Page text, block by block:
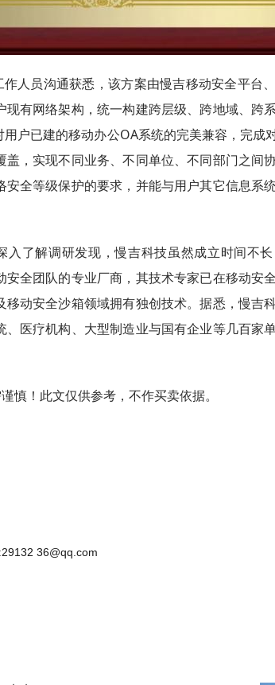
人员沟通获悉，该方案由慢吉移动安全平台
有网络架构，统一构建跨层级、跨地域、跨
户已建的移动办公OA系统的完美兼容，完成
，实现不同业务、不同单位、不同部门之间
全等级保护的要求，并能与用户其它信息系
入了解调研发现，慢吉科技虽然成立时间不
全团队的专业厂商，其技术专家已在移动安
动安全沙箱领域拥有独创技术。据悉，慢吉
医疗机构、大型制造业与国有企业等几百家
慎！此文仅供参考，不作买卖依据。
36@qq.com